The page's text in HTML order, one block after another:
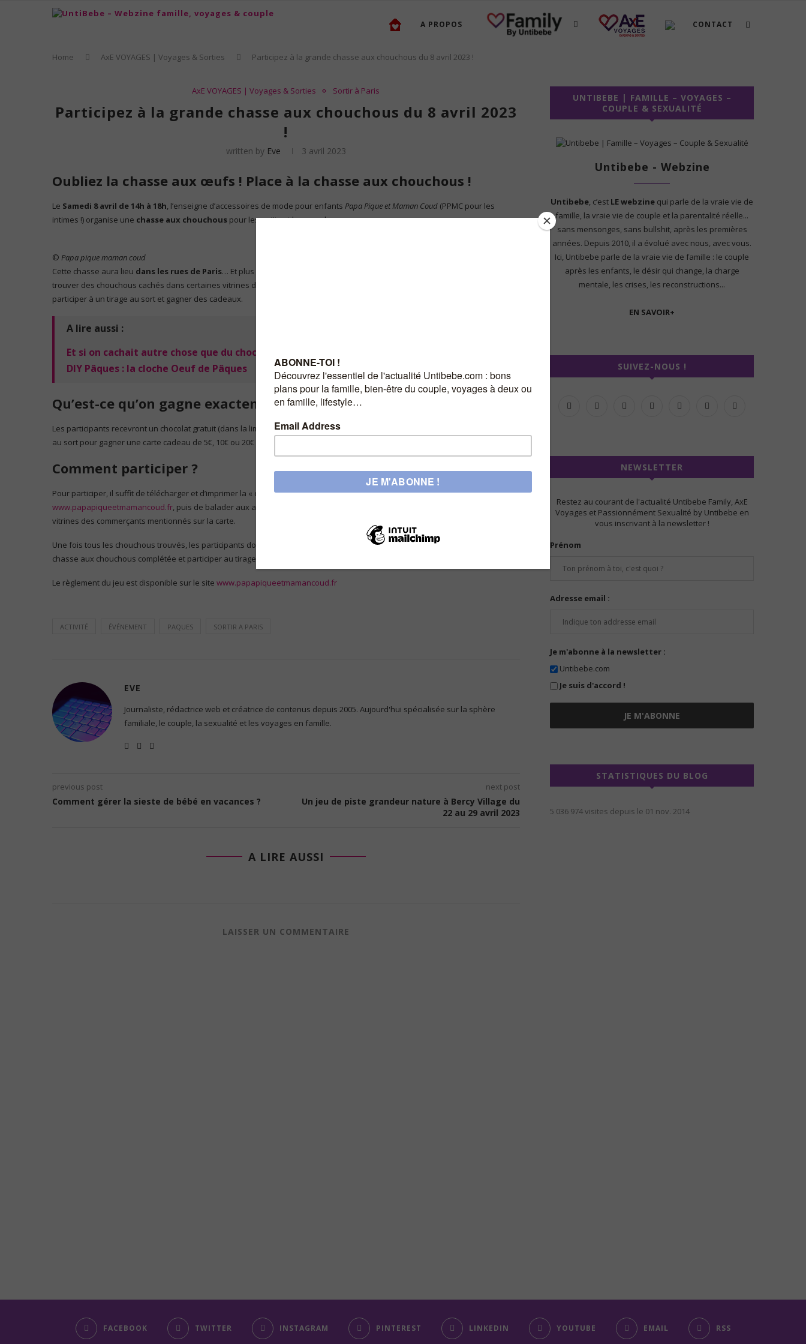
A PROPOS CONTACT
Home AxE VOYAGES | Voyages & Sorties Participez à la grande chasse aux chouchous du 8 avril 2023 !
AxE VOYAGES | Voyages & Sorties Sortir à Paris
Participez à la grande chasse aux chouchous du 8 avril 2023
!
written by Eve 3 avril 2023
Oubliez la chasse aux œufs ! Place à la chasse aux chouchous !
Le Samedi 8 avril de 14h à 18h, l’enseigne d’accessoires de mode pour enfants Papa Pique et Maman Coud (PPMC pour les
intimes !) organise une chasse aux chouchous pour les petits et les grands.
© Papa pique maman coud
Cette chasse aura lieu dans les rues de Paris… Et plus précisément dans les vitrines voisines de celle de PPMC. Elle consiste à
trouver des chouchous cachés dans certaines vitrines de commerçants partenaires et d’indiquer leurs couleurs pour pouvoir
participer à un tirage au sort et gagner des cadeaux.
A lire aussi :
Et si on cachait autre chose que du chocolat pour Pâques ?
DIY Pâques : la cloche Oeuf de Pâques
Qu’est-ce qu’on gagne exactement ?
Les participants recevront un chocolat gratuit (dans la limite des stocks disponibles). Ils pourront également participer à un tirage
au sort pour gagner une carte cadeau de 5€, 10€ ou 20€ à utiliser dans leur boutique préférée.
Comment participer ?
Pour participer, il suffit de télécharger et d’imprimer la « carte de chasse aux chouchous » sur le site
www.papapiqueetmamancoud.fr, puis de balader aux alentours de la boutique PPMC pour repérer les chouchous dans les
vitrines des commerçants mentionnés sur la carte.
Une fois tous les chouchous trouvés, les participants doivent se rendre dans la boutique PPMC pour présenter leur carte de
chasse aux chouchous complétée et participer au tirage au sort.
Le règlement du jeu est disponible sur le site www.papapiqueetmamancoud.fr
ACTIVITÉ ÉVÉNEMENT PAQUES SORTIR A PARIS
EVE
Journaliste, rédactrice web et créatrice de contenus depuis 2005. Aujourd'hui spécialisée sur la sphère
familiale, le couple, la sexualité et les voyages en famille.
previous post
Comment gérer la sieste de bébé en vacances ?
next post
Un jeu de piste grandeur nature à Bercy Village du
22 au 29 avril 2023
A LIRE AUSSI
LAISSER UN COMMENTAIRE
UNTIBEBE | FAMILLE – VOYAGES –
COUPLE & SEXUALITÉ
Untibebe - Webzine
Untibebe, c’est LE webzine qui parle de la vraie vie de
famille, la vraie vie de couple et la parentalité réelle...
sans mensonges, sans bullshit, après les premières
années. Depuis 2010, il a évolué avec nous, avec vous.
Ici, Untibebe parle de la vraie vie de famille : le couple
après les enfants, le désir qui change, la charge
mentale, les crises, les reconstructions...
EN SAVOIR+
SUIVEZ-NOUS !
NEWSLETTER
Restez au courant de l'actualité Untibebe Family, AxE
Voyages et Passionnément Sexualité by Untibebe en
vous inscrivant à la newsletter !
Prénom
Adresse email :
Je m'abonne à la newsletter :
Untibebe.com
Je suis d'accord !
STATISTIQUES DU BLOG
5 036 974 visites depuis le 01 nov. 2014
FACEBOOK TWITTER INSTAGRAM PINTEREST LINKEDIN YOUTUBE EMAIL RSS